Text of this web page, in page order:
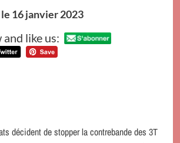
16 janvier 2023
like us:
décident de stopper la contrebande des 3T